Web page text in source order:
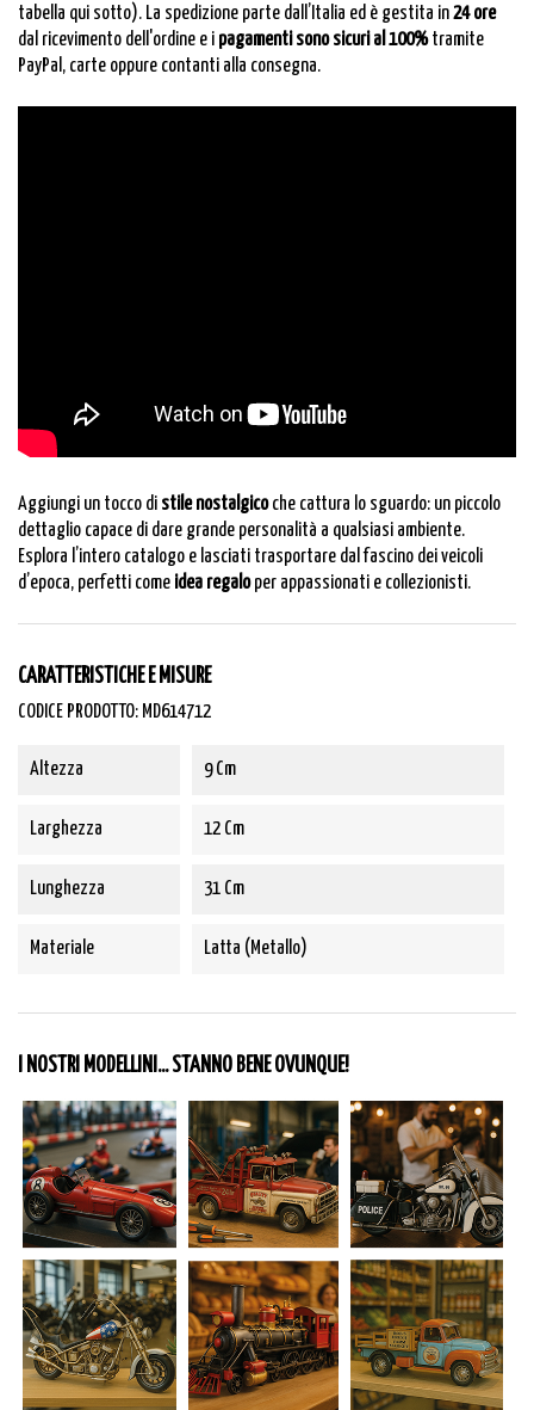
tabella qui sotto). La spedizione parte dall’Italia ed è gestita in24 ore
dal ricevimento dell'ordine e i pagamenti sono sicuri al 100%tramite
PayPal, carte oppure contanti alla consegna.
Aggiungi un tocco di stile nostalgicoche cattura lo sguardo: un piccolo
dettaglio capace di dare grande personalità a qualsiasi ambiente.
Esplora l’intero catalogo e lasciati trasportare dal fascino dei veicoli
d’epoca, perfetti come idea regaloper appassionati e collezionisti.
CARATTERISTICHE E MISURE
CODICE PRODOTTO: MD614712
Altezza 9 Cm
Larghezza 12 Cm
Lunghezza 31 Cm
Materiale Latta (Metallo)
I NOSTRI MODELLINI... STANNO BENE OVUNQUE!